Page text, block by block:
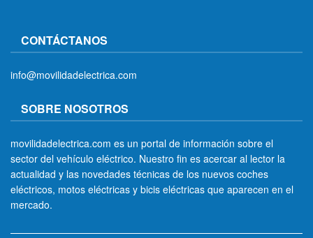
CONTÁCTANOS
info@movilidadelectrica.com
SOBRE NOSOTROS
movilidadelectrica.com es un portal de información sobre el
sector del vehículo eléctrico. Nuestro fin es acercar al lector la
actualidad y las novedades técnicas de los nuevos coches
eléctricos, motos eléctricas y bicis eléctricas que aparecen en el
mercado.